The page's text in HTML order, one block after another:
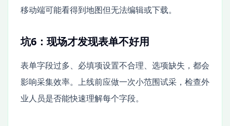
移动端可能看得到地图但无法编辑或下载。
坑6：现场才发现表单不好用
表单字段过多、必填项设置不合理、选项缺失，都会
影响采集效率。上线前应做一次小范围试采，检查外
业人员是否能快速理解每个字段。